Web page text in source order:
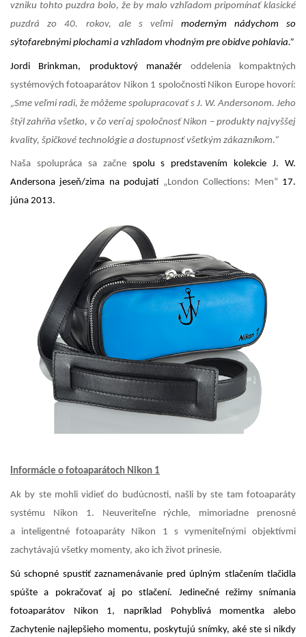
vzniku tohto puzdra bolo, že by malo vzhľadom pripomínať klasické
puzdrá zo 40. rokov, ale s veľmi moderným nádychom so
sýtofarebnými plochami a vzhľadom vhodným pre obidve pohlavia.”
Jordi Brinkman, produktový manažér oddelenia kompaktných
systémových fotoaparátov Nikon 1 spoločnosti Nikon Europe hovorí:
„Sme veľmi radi, že môžeme spolupracovať s J. W. Andersonom. Jeho
štýl zahŕňa všetko, v čo verí aj spoločnosť Nikon – produkty najvyššej
kvality, špičkové technológie a dostupnosť všetkým zákazníkom.“
Naša spolupráca sa začnespolu s predstavením kolekcie J. W.
Andersona jeseň/zima na podujatí „London Collections: Men“ 17.
júna 2013.
Informácie o fotoaparátoch Nikon 1
Ak by ste mohli vidieť do budúcnosti, našli by ste tam fotoaparáty
systému Nikon 1. Neuveriteľne rýchle, mimoriadne prenosné
a inteligentné fotoaparáty Nikon 1 s vymeniteľnými objektívmi
zachytávajú všetky momenty, ako ich život prinesie.
Sú schopné spustiť zaznamenávanie pred úplným stlačením tlačidla
spúšte a pokračovať aj po stlačení. Jedinečné režimy snímania
fotoaparátov Nikon 1, napríklad Pohyblivá momentka alebo
Zachytenie najlepšieho momentu, poskytujú snímky, aké ste si nikdy